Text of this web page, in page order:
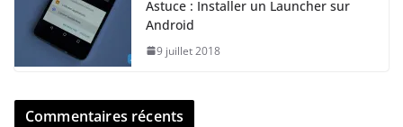
Astuce : Installer un Launcher sur
Android
9 juillet 2018
Commentaires récents